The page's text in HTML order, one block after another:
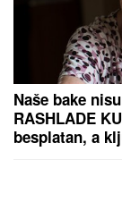
Naše bake
RASHLADE
besplatan, a